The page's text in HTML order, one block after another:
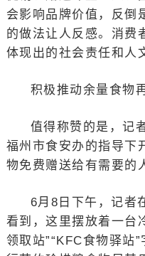
会影响品牌价值，反倒
的做法让人反感。消费
体现出的社会责任和人
积极推动余量食物
值得称赞的是，记
福州市食安办的指导下
物免费赠送给有需要的
6月8日下午，记者
看到，这里摆放着一台
领取站”“KFC食物驿站